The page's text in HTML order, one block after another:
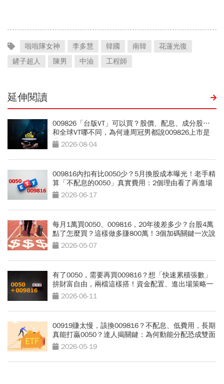
啦啦隊女神 李多慧 韓國 南韓
花蓮光復
鏟子超人
陳男 中油 工程師
延伸閱讀
009826「台版VT」可以買？股價、配息、成分股…
和全球VT哪不同，為何連周冠男都說009826上市是
邁大步？
2026-08-04
009816內扣有比0050少？5月換股成本曝光！老手精
算「不配息的0050」真實費用：2個理由看了再進場
2026-06-17
每月1萬買0050、009816，20年後差多少？台股4萬
點了怎麼買？這樣做多賺800萬！3個加碼關鍵一次說
清楚2026-05-07
有了0050，需要再買009816？想「快速累積張數」
拚財富自由，兩檔這樣搭！資金配置、進出場策略一
次看2026-06-11
00919賺太慢，該換009816？不配息、低費用，長期
真能打贏0050？達人揭關鍵：為何動能分配恐成雙面
刃 2026-05-19